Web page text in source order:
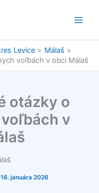
Levice
Málaš
voľbách v obci Málaš
otázky o
v
16. januára 2026